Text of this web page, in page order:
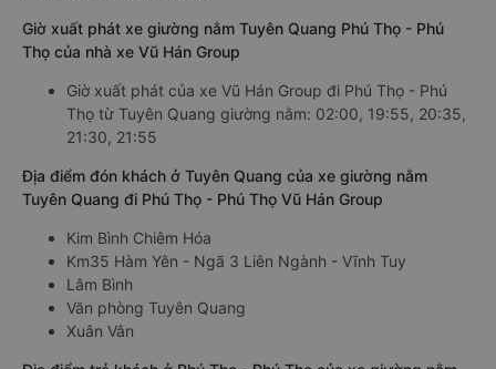
Giờ xuất phát xe giường nằm Tuyên Quang Phú Thọ - Phú
Thọ của nhà xe Vũ Hán Group
Giờ xuất phát của xe Vũ Hán Group đi Phú Thọ - Phú
Thọ từ Tuyên Quang giường nằm: 02:00, 19:55, 20:35,
21:30, 21:55
Địa điểm đón khách ở Tuyên Quang của xe giường nằm
Tuyên Quang đi Phú Thọ - Phú Thọ Vũ Hán Group
Kim Bình Chiêm Hóa
Km35 Hàm Yên - Ngã 3 Liên Ngành - Vĩnh Tuy
Lâm Bình
Văn phòng Tuyên Quang
Xuân Vân